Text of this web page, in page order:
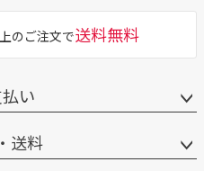
のご注文で送料無料
い
送料